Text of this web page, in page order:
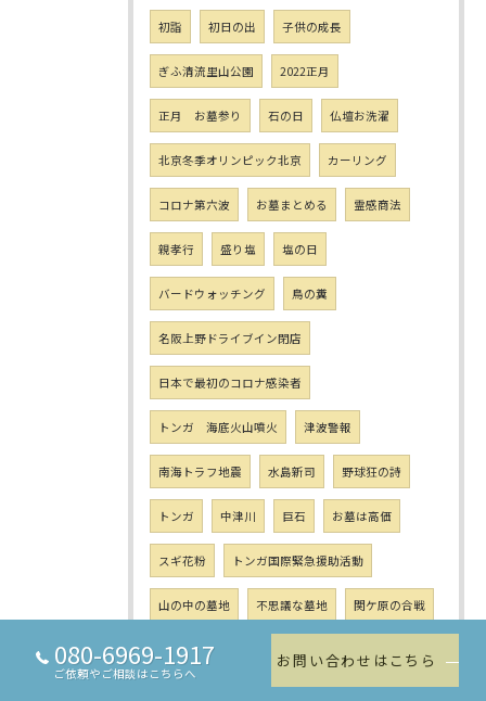
初詣 初日の出 子供の成長
ぎふ清流里山公園 2022正月
正月 お墓参り 石の日 仏壇お洗濯
北京冬季オリンピック北京 カーリング
コロナ第六波 お墓まとめる 霊感商法
親孝行 盛り塩 塩の日
バードウォッチング 鳥の糞
名阪上野ドライブイン閉店
日本で最初のコロナ感染者
トンガ 海底火山噴火 津波警報
南海トラフ地震 水島新司 野球狂の詩
トンガ 中津川 巨石 お墓は高価
スギ花粉 トンガ国際緊急援助活動
山の中の墓地 不思議な墓地 関ケ原の合戦
お墓の段差 舟木山古墳群
080-6969-1917
ご依頼やご相談はこちらへ
お問い合わせはこちら